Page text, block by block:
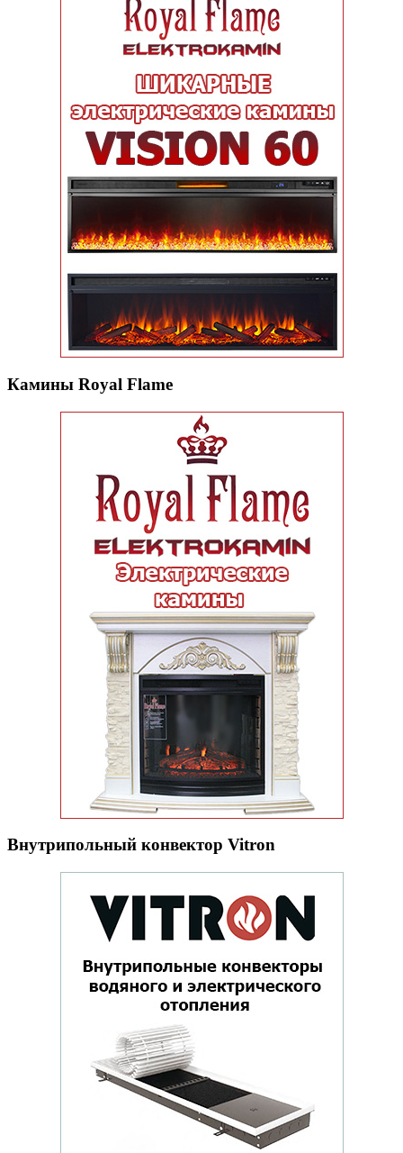
Камины Royal Flame
Внутрипольный конвектор Vitron